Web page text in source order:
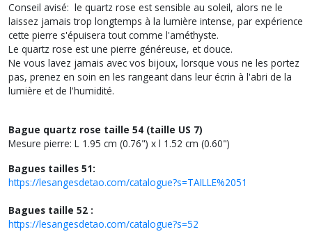
Conseil avisé: le quartz rose est sensible au soleil, alors ne le
laissez jamais trop longtemps à la lumière intense, par expérience
cette pierre s'épuisera tout comme l'améthyste.
Le quartz rose est une pierre généreuse, et douce.
Ne vous lavez jamais avec vos bijoux, lorsque vous ne les portez
pas, prenez en soin en les rangeant dans leur écrin à l'abri de la
lumière et de l'humidité.
Bague quartz rose taille 54 (taille US 7)
Mesure pierre: L 1.95 cm (0.76") x l 1.52 cm (0.60")
Bagues tailles 51:
https://lesangesdetao.com/catalogue?s=TAILLE%2051
Bagues taille 52 :
https://lesangesdetao.com/catalogue?s=52